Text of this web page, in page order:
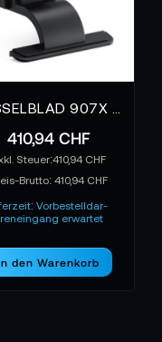
410,94 CHF
410,94 CHF
Brutto: 410,94 CHF
Vorbestelldar-
erwartet
den Warenkorb